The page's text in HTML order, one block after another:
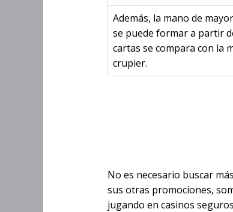
Además, la mano de
se puede formar a partir
cartas se compara con la
crupier.
No es necesario buscar
sus otras promociones,
jugando en casinos